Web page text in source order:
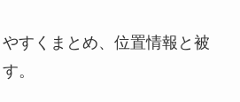
すくまとめ、位置情報と被
。